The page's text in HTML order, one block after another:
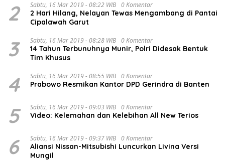
2 Sabtu, 16 Mar 2019 - 08:22 WIB 0 Komentar
2 Hari Hilang, Nelayan Tewas Mengambang di Pantai
Cipalawah Garut
3 Sabtu, 16 Mar 2019 - 08:28 WIB 0 Komentar
14 Tahun Terbunuhnya Munir, Polri Didesak Bentuk
Tim Khusus
4 Sabtu, 16 Mar 2019 - 08:55 WIB 0 Komentar
Prabowo Resmikan Kantor DPD Gerindra di Banten
5 Sabtu, 16 Mar 2019 - 09:03 WIB 0 Komentar
Video: Kelemahan dan Kelebihan All New Terios
6 Sabtu, 16 Mar 2019 - 09:37 WIB 0 Komentar
Aliansi Nissan-Mitsubishi Luncurkan Livina Versi
Mungil